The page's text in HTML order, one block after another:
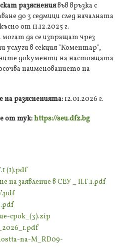
разяснениявъв връзка с
до 3 седмици след началната
от 11.12.2025 г.
да се изпращат чрез
в секция "Коментар",
документи на настоящата
наименованието на
на разясненията:12.01.2026 г.
от тук:https://seu.dfz.bg
(1).pdf
на заявление в СЕУ _ II.Г.1.pdf
срок_(3).zip
na-M_RD09-